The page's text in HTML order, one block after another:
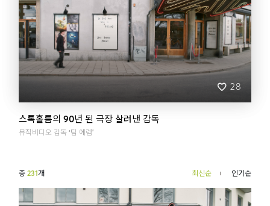
ALL
PEOPLE
SPACE
CULTURE
FEATURE
SSGLIFE
VIDEOS
INTERVIEW
ANIMATION
HOMEPLAY
BRAND STORY
NEWSLETTER
28
스톡홀름의 90년 된 극장 살려낸 감독
뮤직비디오 감독 ‘팀 에렘’
총231개 최신순 인기순